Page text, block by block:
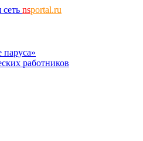
сеть nsportal.ru
работников